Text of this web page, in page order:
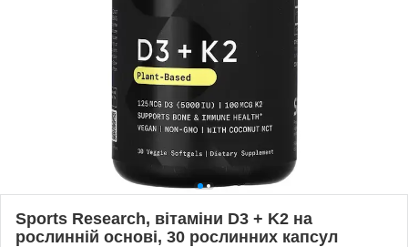
Sports Research, вітаміни D3 + K2 на
рослинній основі, 30 рослинних капсул